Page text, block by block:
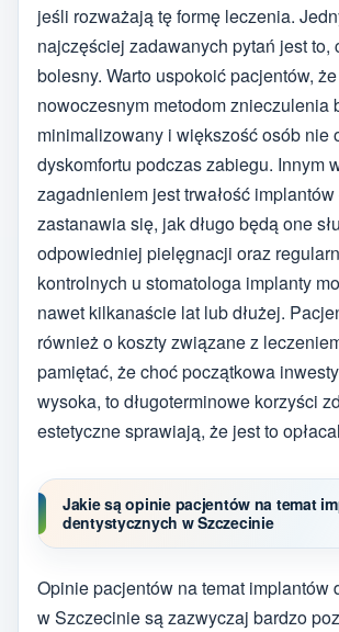
jeśli rozważają tę formę leczenia.
najczęściej zadawanych pytań jest to,
bolesny. Warto uspokoić pacjentów,
nowoczesnym metodom znieczulenia
minimalizowany i większość osób nie
dyskomfortu podczas zabiegu. Innym
zagadnieniem jest trwałość
zastanawia się, jak długo będą one
odpowiedniej pielęgnacji oraz
kontrolnych u stomatologa implanty
nawet kilkanaście lat lub dłużej.
również o koszty związane z
pamiętać, że choć początkowa
wysoka, to długoterminowe korzyści
estetyczne sprawiają, że jest to
Jakie są opinie pacjentów na temat
dentystycznych w Szczecinie
Opinie pacjentów na temat implantów
w Szczecinie są zazwyczaj bardzo